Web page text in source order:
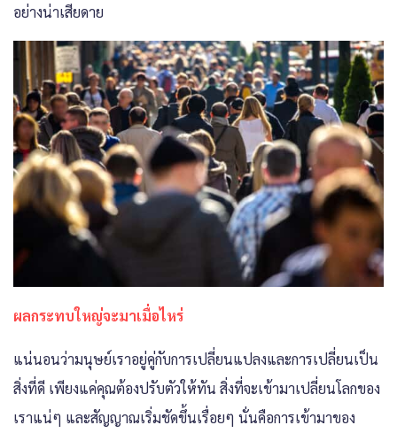
อย่างน่าเสียดาย
ผลกระทบใหญ่จะมาเมื่อไหร่
แน่นอนว่ามนุษย์เราอยู่คู่กับการเปลี่ยนแปลงและการเปลี่ยนเป็น
สิ่งที่ดี เพียงแค่คุณต้องปรับตัวให้ทัน สิ่งที่จะเข้ามาเปลี่ยนโลกของ
เราแน่ๆ และสัญญาณเริ่มชัดขึ้นเรื่อยๆ นั่นคือการเข้ามาของ